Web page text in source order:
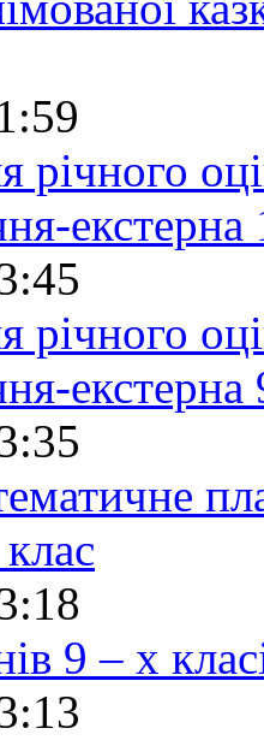
річного
екстерна
річного
екстерна
9 – х